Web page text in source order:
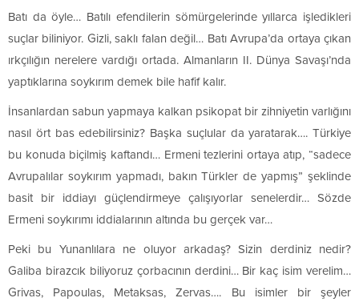
Batı da öyle… Batılı efendilerin sömürgelerinde yıllarca işledikleri
suçlar biliniyor. Gizli, saklı falan değil… Batı Avrupa’da ortaya çıkan
ırkçılığın nerelere vardığı ortada. Almanların II. Dünya Savaşı’nda
yaptıklarına soykırım demek bile hafif kalır.
İnsanlardan sabun yapmaya kalkan psikopat bir zihniyetin varlığını
nasıl ört bas edebilirsiniz? Başka suçlular da yaratarak…. Türkiye
bu konuda biçilmiş kaftandı… Ermeni tezlerini ortaya atıp, “sadece
Avrupalılar soykırım yapmadı, bakın Türkler de yapmış” şeklinde
basit bir iddiayı güçlendirmeye çalışıyorlar senelerdir… Sözde
Ermeni soykırımı iddialarının altında bu gerçek var…
Peki bu Yunanlılara ne oluyor arkadaş? Sizin derdiniz nedir?
Galiba birazcık biliyoruz çorbacının derdini… Bir kaç isim verelim…
Grivas, Papoulas, Metaksas, Zervas…. Bu isimler bir şeyler